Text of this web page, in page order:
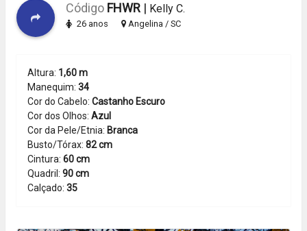
Código FHWR | Kelly C.
26 anos Angelina / SC
Altura: 1,60 m
Manequim: 34
Cor do Cabelo: Castanho Escuro
Cor dos Olhos: Azul
Cor da Pele/Etnia: Branca
Busto/Tórax: 82 cm
Cintura: 60 cm
Quadril: 90 cm
Calçado: 35